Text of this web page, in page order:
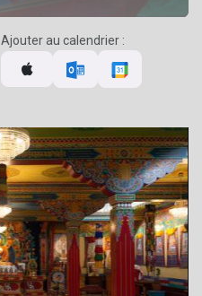
Ajouter au calendrier :